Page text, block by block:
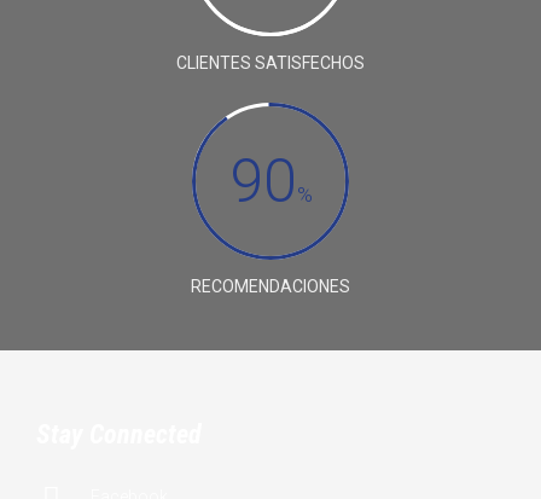
CLIENTES SATISFECHOS
90 %
RECOMENDACIONES